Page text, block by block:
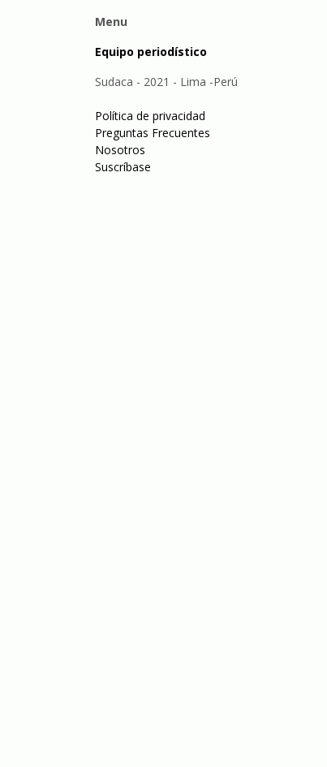
Menu
Equipo periodístico
Sudaca - 2021 - Lima -Perú
Política de privacidad
Preguntas Frecuentes
Nosotros
Suscríbase